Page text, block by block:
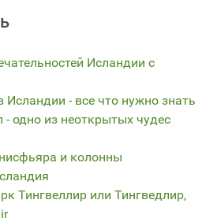
Исландии с
Исландии - все что нужно знать
- одно из неоткрытых чудес
и колонны
Тингвеллир или Тингведлир,